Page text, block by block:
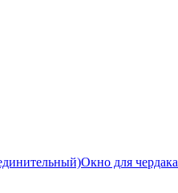
Окно для чердака